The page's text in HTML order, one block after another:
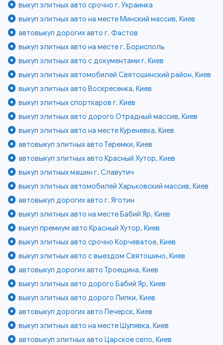
выкуп элитных авто срочно г. Украинка
выкуп элитных авто на месте Минский массив, Киев
автовыкуп дорогих авто г. Фастов
выкуп элитных авто на месте г. Борисполь
выкуп элитных авто с документами г. Киев
выкуп элитных автомобилей Святошинский район, Киев
выкуп элитных авто Воскресенка, Киев
выкуп элитных спорткаров г. Киев
выкуп элитных авто дорого Отрадный массив, Киев
выкуп элитных авто на месте Куреневка, Киев
автовыкуп элитных авто Теремки, Киев
автовыкуп элитных авто Красный Хутор, Киев
выкуп элитных машин г. Славутич
выкуп элитных автомобилей Харьковский массив, Киев
автовыкуп дорогих авто г. Яготин
выкуп элитных авто на месте Бабий Яр, Киев
выкуп премиум авто Красный Хутор, Киев
выкуп элитных авто срочно Корчеватое, Киев
выкуп элитных авто с выездом Святошино, Киев
автовыкуп дорогих авто Троещина, Киев
выкуп элитных авто дорого Бабий Яр, Киев
выкуп элитных авто дорого Липки, Киев
автовыкуп дорогих авто Печерск, Киев
выкуп элитных авто на месте Шулявка, Киев
автовыкуп элитных авто Царское село, Киев